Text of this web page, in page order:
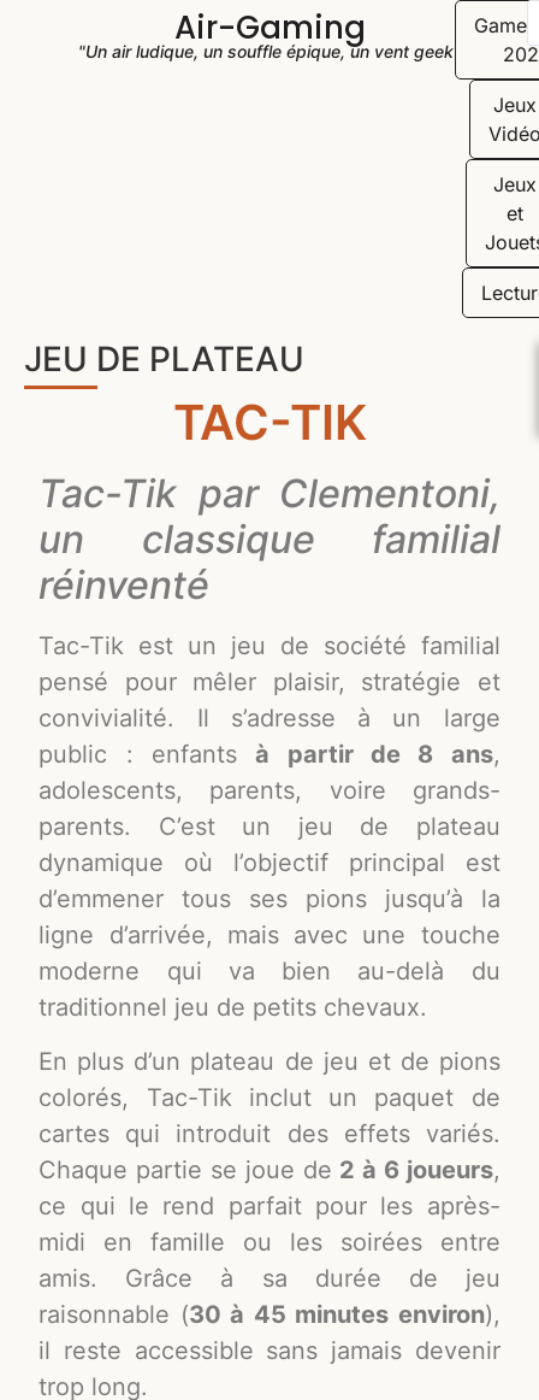
Air-Gaming
"Un air ludique, un souffle épique, un vent geek"
Jeux
Jeux
et
JEU DE PLATEAU
TAC-TIK
Tac-Tik par Clementoni,
un classique familial
réinventé
Tac-Tik est un jeu de société familial
pensé pour mêler plaisir, stratégie et
convivialité. Il s’adresse à un large
public : enfantsà partir de 8 ans,
adolescents, parents, voire grands-
parents. C’est un jeu de plateau
dynamique où l’objectif principal est
d’emmener tous ses pions jusqu’à la
ligne d’arrivée, mais avec une touche
moderne qui va bien au-delà du
traditionnel jeu de petits chevaux.
En plus d’un plateau de jeu et de pions
colorés, Tac-Tik inclut un paquet de
cartes qui introduit des effets variés.
Chaque partie se joue de 2 à 6 joueurs,
ce qui le rend parfait pour les après-
midi en famille ou les soirées entre
amis. Grâce à sa durée de jeu
raisonnable (30 à 45 minutes environ),
il reste accessible sans jamais devenir
trop long.